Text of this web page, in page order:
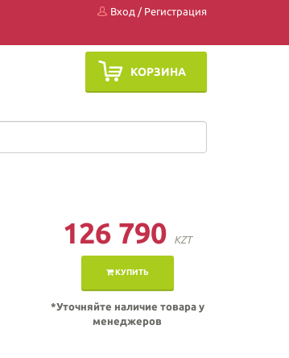
Вход / Регистрация
КОРЗИНА
126 790 KZT
КУПИТЬ
*Уточняйте наличие товара у
менеджеров